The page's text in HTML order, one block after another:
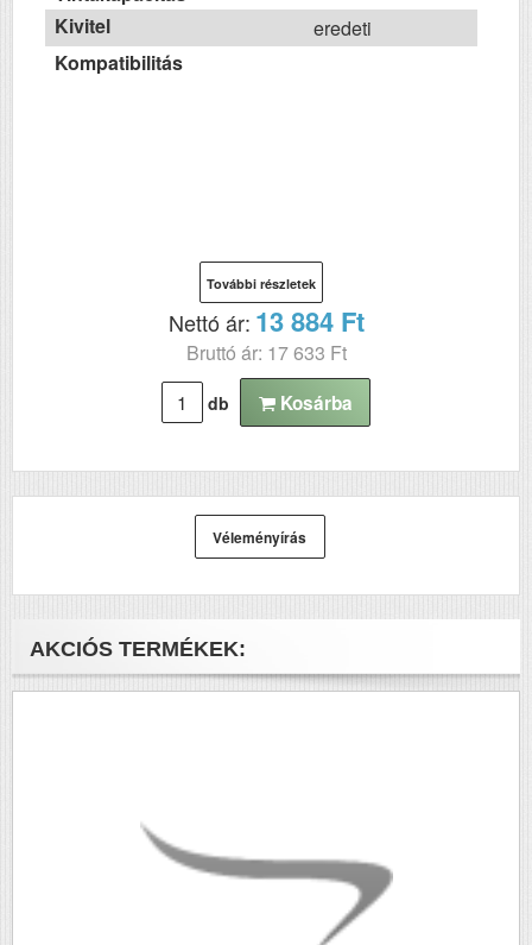
Kivitel
eredeti
Kompatibilitás
További részletek
Nettó ár: 13 884 Ft
Bruttó ár: 17 633 Ft
db Kosárba
Véleményírás
AKCIÓS TERMÉKEK: